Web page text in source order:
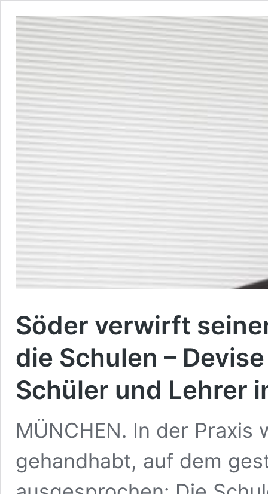
Söder verwirft
die Schulen –
Schüler und Lehrer
MÜNCHEN. In der Praxis
gehandhabt, auf dem